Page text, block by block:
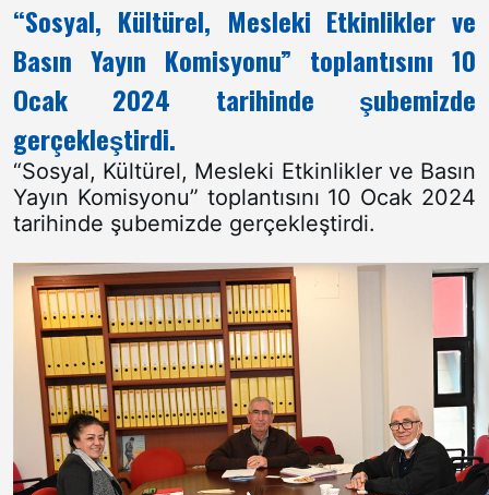
“Sosyal, Kültürel, Mesleki Etkinlikler ve
Basın Yayın Komisyonu” toplantısını 10
Ocak 2024 tarihinde şubemizde
gerçekleştirdi.
“Sosyal, Kültürel, Mesleki Etkinlikler ve Basın
Yayın Komisyonu” toplantısını 10 Ocak 2024
tarihinde şubemizde gerçekleştirdi.